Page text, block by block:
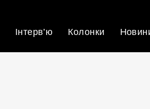
Інтерв’ю Колонки